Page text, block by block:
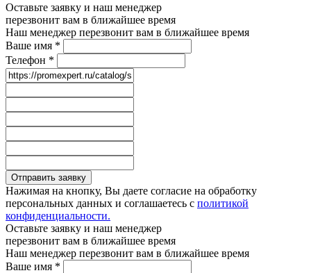
Оставьте заявку и наш менеджер
перезвонит вам в ближайшее время
Наш менеджер перезвонит вам в ближайшее время
Ваше имя *
Телефон *
Отправить заявку
Нажимая на кнопку, Вы даете согласие на обработку
персональных данных и соглашаетесь с политикой
конфиденциальности.
Оставьте заявку и наш менеджер
перезвонит вам в ближайшее время
Наш менеджер перезвонит вам в ближайшее время
Ваше имя *